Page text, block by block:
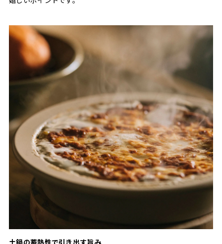
土鍋の蓄熱性で引き出す旨み